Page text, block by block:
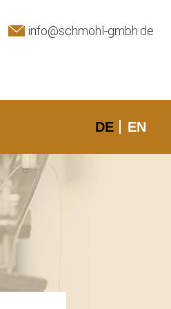
info@schmohl-gmbh.de
DE EN